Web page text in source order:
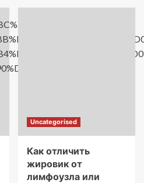
Uncategorised
Как отличить
жировик от
лимфоузла или